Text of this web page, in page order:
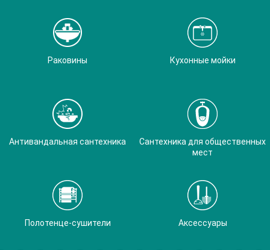
Раковины Кухонные мойки
Антивандальная сантехника
Сантехника для общественных
мест
Полотенце-сушители Аксессуары